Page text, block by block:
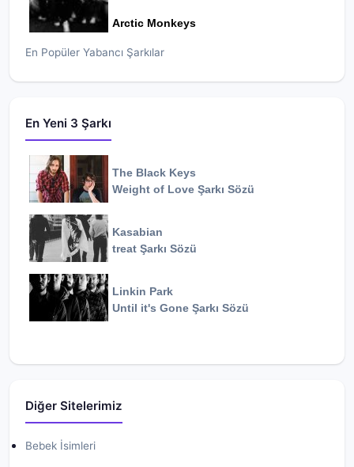
Arctic Monkeys
En Popüler Yabancı Şarkılar
En Yeni 3 Şarkı
The Black Keys
Weight of Love Şarkı Sözü
Kasabian
treat Şarkı Sözü
Linkin Park
Until it's Gone Şarkı Sözü
Diğer Sitelerimiz
Bebek İsimleri